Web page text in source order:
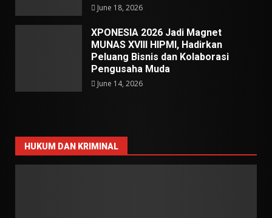
June 18, 2026
XPONESIA 2026 Jadi Magnet
MUNAS XVIII HIPMI, Hadirkan
Peluang Bisnis dan Kolaborasi
Pengusaha Muda
June 14, 2026
HUKUM DAN KRIMINAL